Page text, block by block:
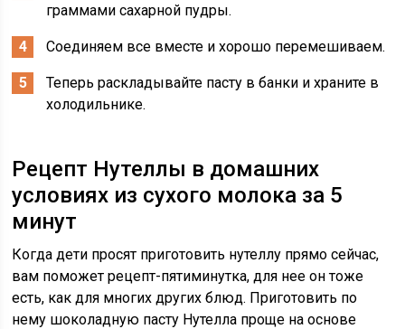
граммами сахарной пудры.
Соединяем все вместе и хорошо перемешиваем.
Теперь раскладывайте пасту в банки и храните в
холодильнике.
Рецепт Нутеллы в домашних
условиях из сухого молока за 5
минут
Когда дети просят приготовить нутеллу прямо сейчас,
вам поможет рецепт-пятиминутка, для нее он тоже
есть, как для многих других блюд. Приготовить по
нему шоколадную пасту Нутелла проще на основе